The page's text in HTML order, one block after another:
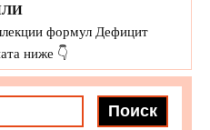
формул Дефицит
ниже 👇